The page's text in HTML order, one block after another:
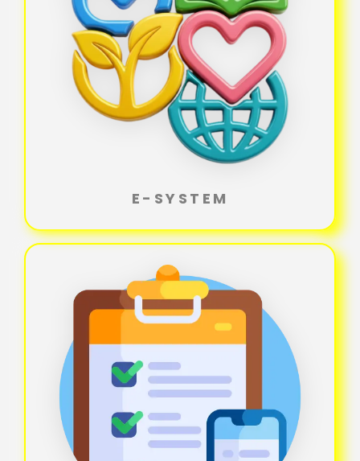
E-SYSTEM